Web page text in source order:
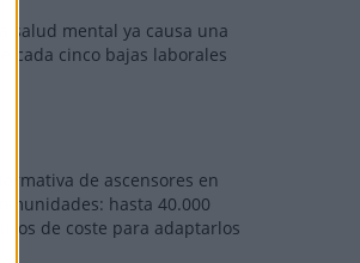
La salud mental ya causa una
de cada cinco bajas laborales
Normativa de ascensores en
comunidades: hasta 40.000
euros de coste para adaptarlos